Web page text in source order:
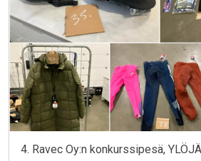
4. Ravec Oy:n konkurssipesä,